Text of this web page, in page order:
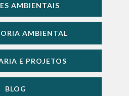
AMBIENTAIS
AMBIENTAL
E PROJETOS
BLOG